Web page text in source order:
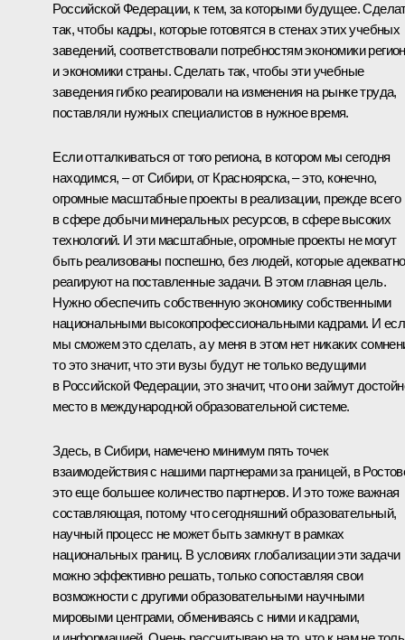
Российской Федерации, к тем, за которыми будущее.
так, чтобы кадры, которые готовятся в стенах этих учебных
заведений, соответствовали потребностям экономики
и экономики страны. Сделать так, чтобы эти учебные
заведения гибко реагировали на изменения на рынке труда,
поставляли нужных специалистов в нужное время.
Если отталкиваться от того региона, в котором мы сегодня
находимся, – от Сибири, от Красноярска, – это, конечно,
огромные масштабные проекты в реализации, прежде всего
в сфере добычи минеральных ресурсов, в сфере высоких
технологий. И эти масштабные, огромные проекты не могут
быть реализованы поспешно, без людей, которые адекватно
реагируют на поставленные задачи. В этом главная цель.
Нужно обеспечить собственную экономику собственными
национальными высокопрофессиональными кадрами. И
мы сможем это сделать, а у меня в этом нет никаких
то это значит, что эти вузы будут не только ведущими
в Российской Федерации, это значит, что они займут
место в международной образовательной системе.
Здесь, в Сибири, намечено минимум пять точек
взаимодействия с нашими партнерами за границей, в
это еще большее количество партнеров. И это тоже важная
составляющая, потому что сегодняшний образовательный,
научный процесс не может быть замкнут в рамках
национальных границ. В условиях глобализации эти задачи
можно эффективно решать, только сопоставляя свои
возможности с другими образовательными научными
мировыми центрами, обмениваясь с ними и кадрами,